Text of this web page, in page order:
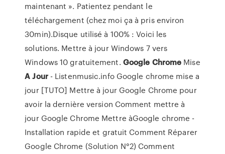
maintenant ». Patientez pendant le
téléchargement (chez moi ça à pris environ
30min).Disque utilisé à 100% : Voici les
solutions. Mettre à jour Windows 7 vers
Windows 10 gratuitement. Google Chrome Mise
A Jour- Listenmusic.info Google chrome mise a
jour [TUTO] Mettre à jour Google Chrome pour
avoir la dernière version Comment mettre à
jour Google Chrome Mettre àGoogle chrome -
Installation rapide et gratuit Comment Réparer
Google Chrome (Solution N°2) Comment